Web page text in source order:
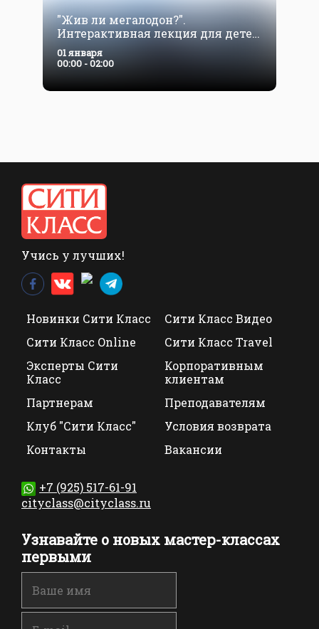
"Жив ли мегалодон?".
Интерактивная лекция для детей
от 5 лет и их родителей
01 января
00:00 - 02:00
Учись у лучших!
Новинки Сити Класс
Сити Класс Видео
Сити Класс Online
Сити Класс Travel
Эксперты Сити
Класс
Корпоративным
клиентам
Партнерам
Преподавателям
Клуб "Сити Класс"
Условия возврата
Контакты
Вакансии
+7 (925) 517-61-91
cityclass@cityclass.ru
Узнавайте о новых мастер-классах
первыми